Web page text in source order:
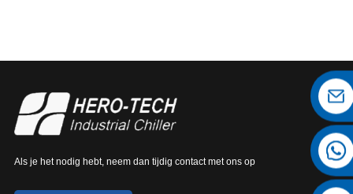
Als je het nodig hebt, neem dan tijdig contact met ons op